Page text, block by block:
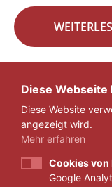
« 1 ... 16
Diese
Diese Website
angezeigt wird.
Mehr erfahren
Cookies
Google